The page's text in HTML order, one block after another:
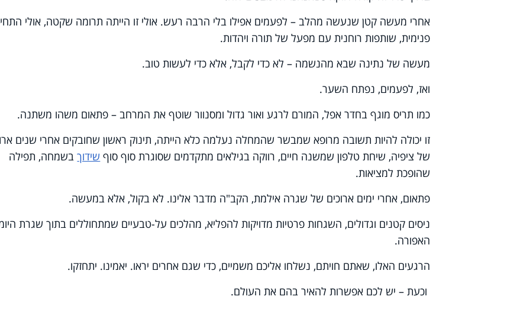
אחרי מעשה קטן שנעשה מהלב – לפעמים אפילו בלי הרבה רעש. אולי זו הייתה תרומה שקטה, אולי
פנימית, שותפות רוחנית עם מפעל של תורה ויהדות.
מעשה של נתינה שבא מהנשמה – לא כדי לקבל, אלא כדי לעשות טוב.
ואז, לפעמים, נפתח השער.
כמו תריס מוגף בחדר אפל, המורם לרגע ואור גדול ומסנוור שוטף את המרחב – פתאום משהו משתנה.
זו יכולה להיות תשובה מרופא שמבשר שהמחלה נעלמה כלא הייתה, תינוק ראשון שחובקים אחרי שנים
של ציפיה, שיחת טלפון שמשנה חיים, רווקה בגילאים מתקדמים שסוגרת סוף סוף שידוךבשמחה, תפילה
שהופכת למציאות.
פתאום, אחרי ימים ארוכים של שגרה אילמת, הקב"ה מדבר אלינו. לא בקול, אלא במעשה.
ניסים קטנים וגדולים, השגחות פרטיות מדויקות להפליא, מהלכים על-טבעיים שמתחוללים בתוך שגרת
האפורה.
הרגעים האלו, שאתם חויתם, נשלחו אליכם משמיים, כדי שגם אחרים יראו. יאמינו. יתחזקו.
וכעת – יש לכם אפשרות להאיר בהם את העולם.